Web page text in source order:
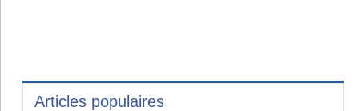
Articles populaires